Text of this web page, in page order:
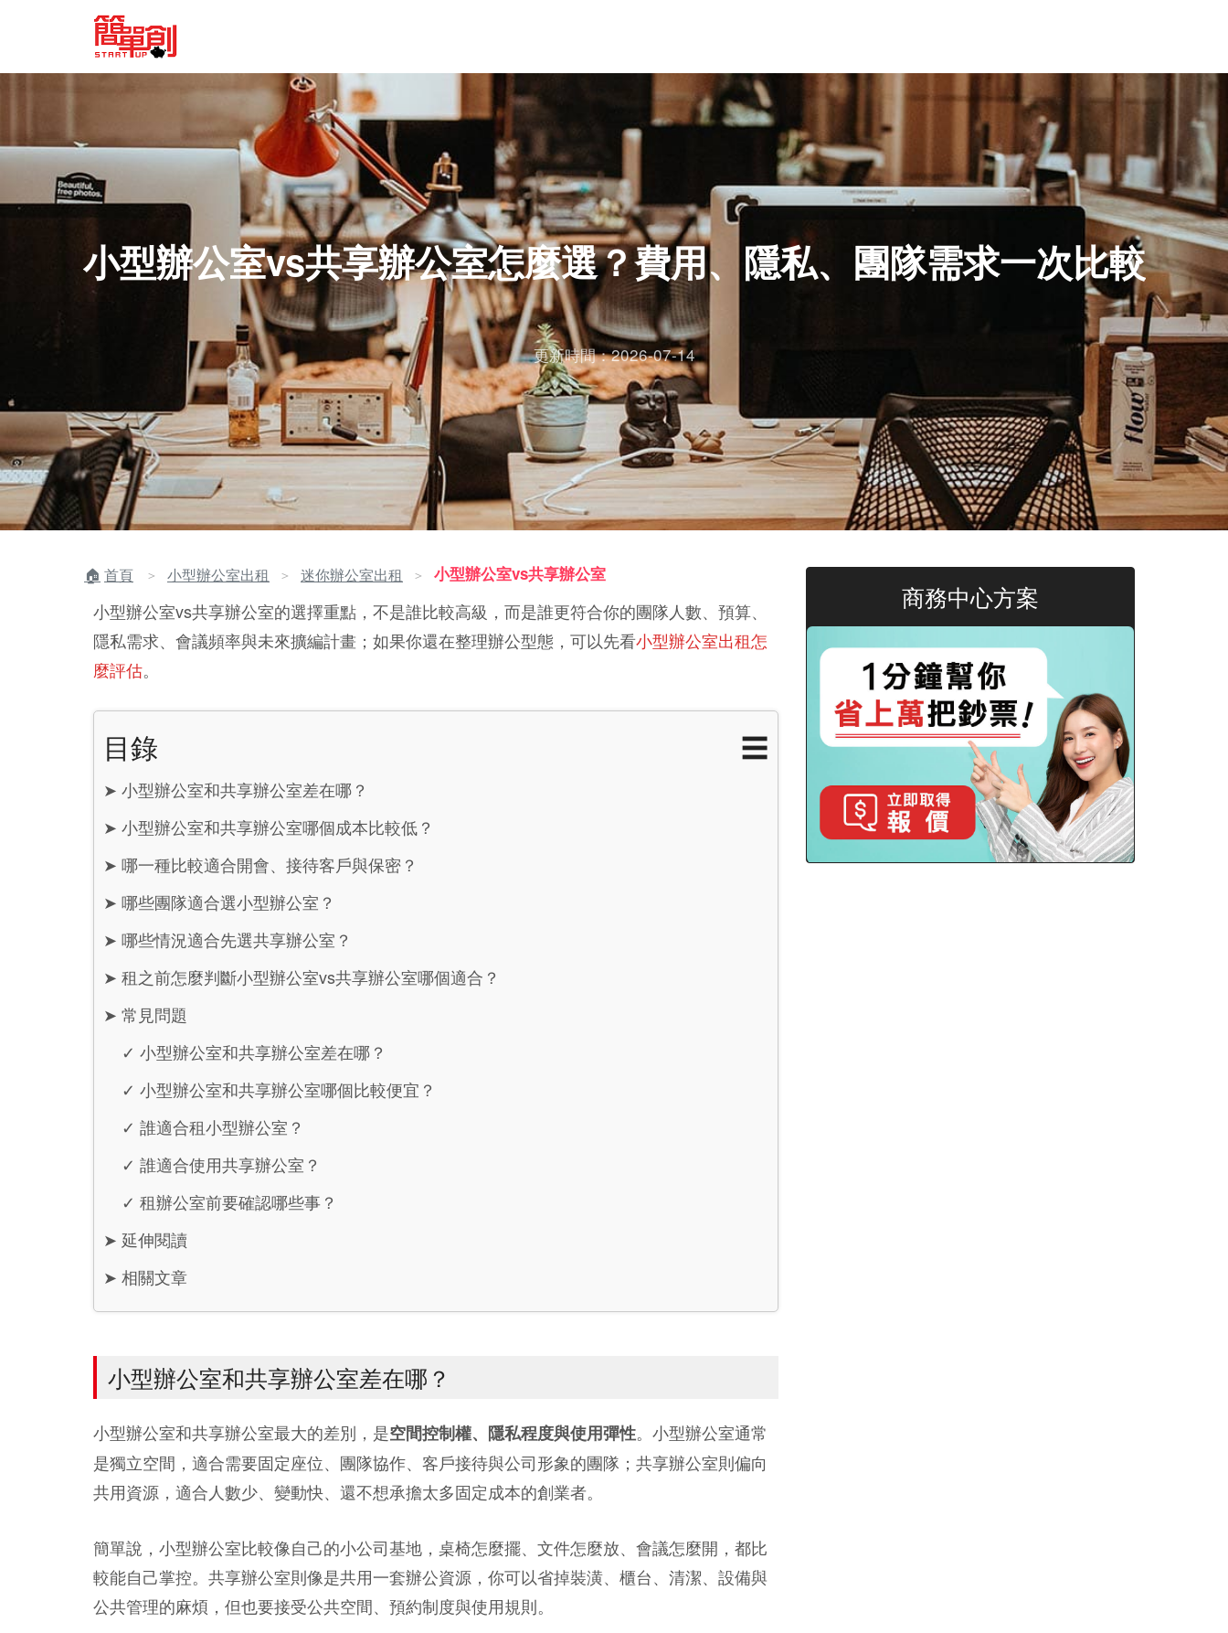
小型辦公室vs共享辦公室怎麼選？費用、隱私、團隊需求一次比較
更新時間：2026-07-14
首頁 ＞ 小型辦公室出租 ＞ 迷你辦公室出租 ＞ 小型辦公室vs共享辦公室
小型辦公室vs共享辦公室的選擇重點，不是誰比較高級，而是誰更符合你的團隊人數、預算、
隱私需求、會議頻率與未來擴編計畫；如果你還在整理辦公型態，可以先看小型辦公室出租怎
麼評估。
目錄 ☰
➤ 小型辦公室和共享辦公室差在哪？
➤ 小型辦公室和共享辦公室哪個成本比較低？
➤ 哪一種比較適合開會、接待客戶與保密？
➤ 哪些團隊適合選小型辦公室？
➤ 哪些情況適合先選共享辦公室？
➤ 租之前怎麼判斷小型辦公室vs共享辦公室哪個適合？
➤ 常見問題
✓ 小型辦公室和共享辦公室差在哪？
✓ 小型辦公室和共享辦公室哪個比較便宜？
✓ 誰適合租小型辦公室？
✓ 誰適合使用共享辦公室？
✓ 租辦公室前要確認哪些事？
➤ 延伸閱讀
➤ 相關文章
小型辦公室和共享辦公室差在哪？
小型辦公室和共享辦公室最大的差別，是空間控制權、隱私程度與使用彈性。小型辦公室通常
是獨立空間，適合需要固定座位、團隊協作、客戶接待與公司形象的團隊；共享辦公室則偏向
共用資源，適合人數少、變動快、還不想承擔太多固定成本的創業者。
簡單說，小型辦公室比較像自己的小公司基地，桌椅怎麼擺、文件怎麼放、會議怎麼開，都比
較能自己掌控。共享辦公室則像是共用一套辦公資源，你可以省掉裝潢、櫃台、清潔、設備與
公共管理的麻煩，但也要接受公共空間、預約制度與使用規則。
商務中心方案